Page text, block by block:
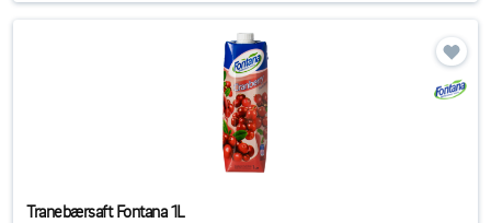
Tranebærsaft Fontana 1L